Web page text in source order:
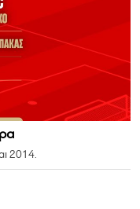
2014.